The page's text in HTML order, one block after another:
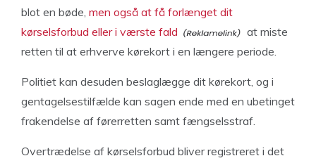
blot en bøde, men også at få forlænget dit
kørselsforbud eller i værste fald
at miste
retten til at erhverve kørekort i en længere periode.
Politiet kan desuden beslaglægge dit kørekort, og i
gentagelsestilfælde kan sagen ende med en ubetinget
frakendelse af førerretten samt fængselsstraf.
Overtrædelse af kørselsforbud bliver registreret i det